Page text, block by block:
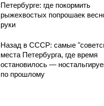
Петербурге: где покормить
рыжехвостых попрошаек
руки
Назад в СССР: самые
места Петербурга, где время
остановилось —
по прошлому